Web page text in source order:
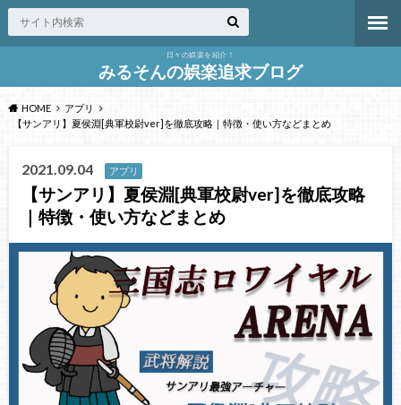
日々の娯楽を紹介！
みるそんの娯楽追求ブログ
HOME
アプリ
【サンアリ】夏侯淵[典軍校尉ver]を徹底攻略｜特徴・使い方などまとめ
2021.09.04 アプリ
【サンアリ】夏侯淵[典軍校尉ver]を徹底攻略
｜特徴・使い方などまとめ